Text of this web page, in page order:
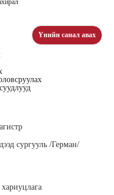
Үнийн санал авах
сургууль /Герман/
Бээжин Солонгоо
олон улсын сургагч багш,
сэтгэлзүйч
Болор Үйлсийн Үндэс ТББ-ийн